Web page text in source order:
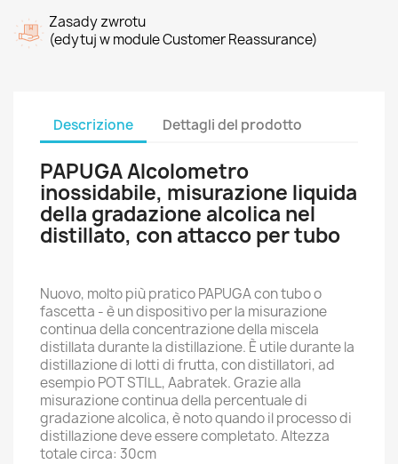
Zasady zwrotu
(edytuj w module Customer Reassurance)
Descrizione Dettagli del prodotto
PAPUGA Alcolometro
inossidabile, misurazione liquida
della gradazione alcolica nel
distillato, con attacco per tubo
Nuovo, molto più pratico PAPUGA con tubo o
fascetta - è un dispositivo per la misurazione
continua della concentrazione della miscela
distillata durante la distillazione. È utile durante la
distillazione di lotti di frutta, con distillatori, ad
esempio POT STILL, Aabratek. Grazie alla
misurazione continua della percentuale di
gradazione alcolica, è noto quando il processo di
distillazione deve essere completato. Altezza
totale circa: 30cm